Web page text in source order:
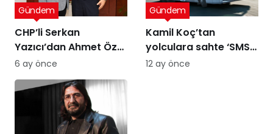
CHP’li Serkan
Yazıcı’dan Ahmet Özer
kararına tepki: Bu bir
yargı değil, sandığı
tanımayan düzenin
Gündem
6 ay önce
Kamil Koç’tan
yolculara sahte ‘SMS’
uyarısı
Gündem
12 ay önce